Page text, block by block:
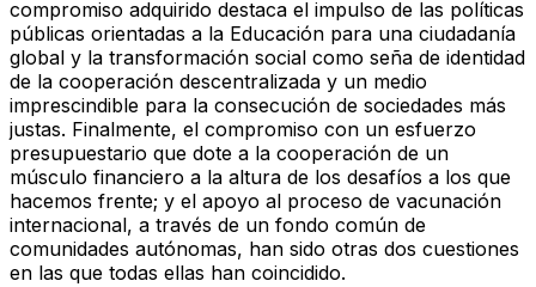
compromiso adquirido destaca el impulso de las políticas
públicas orientadas a la Educación para una ciudadanía
global y la transformación social como seña de identidad
de la cooperación descentralizada y un medio
imprescindible para la consecución de sociedades más
justas. Finalmente, el compromiso con un esfuerzo
presupuestario que dote a la cooperación de un
músculo financiero a la altura de los desafíos a los que
hacemos frente; y el apoyo al proceso de vacunación
internacional, a través de un fondo común de
comunidades autónomas, han sido otras dos cuestiones
en las que todas ellas han coincidido.